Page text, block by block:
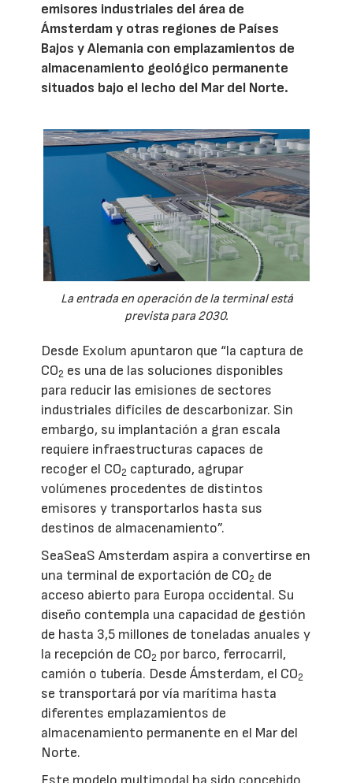
emisores industriales del área de
Ámsterdam y otras regiones de Países
Bajos y Alemania con emplazamientos de
almacenamiento geológico permanente
situados bajo el lecho del Mar del Norte.
La entrada en operación de la terminal está
prevista para 2030.
Desde Exolum apuntaron que “la captura de
CO2 es una de las soluciones disponibles
para reducir las emisiones de sectores
industriales difíciles de descarbonizar. Sin
embargo, su implantación a gran escala
requiere infraestructuras capaces de
recoger el CO2 capturado, agrupar
volúmenes procedentes de distintos
emisores y transportarlos hasta sus
destinos de almacenamiento”.
SeaSeaS Amsterdam aspira a convertirse en
una terminal de exportación de CO2 de
acceso abierto para Europa occidental. Su
diseño contempla una capacidad de gestión
de hasta 3,5 millones de toneladas anuales y
la recepción de CO2 por barco, ferrocarril,
camión o tubería. Desde Ámsterdam, el CO2
se transportará por vía marítima hasta
diferentes emplazamientos de
almacenamiento permanente en el Mar del
Norte.